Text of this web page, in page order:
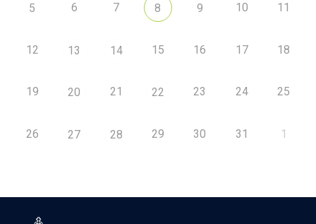
5 6 7 8 9 10 11
12 13 14 15 16 17 18
19 20 21 22 23 24 25
26 27 28 29 30 31 1